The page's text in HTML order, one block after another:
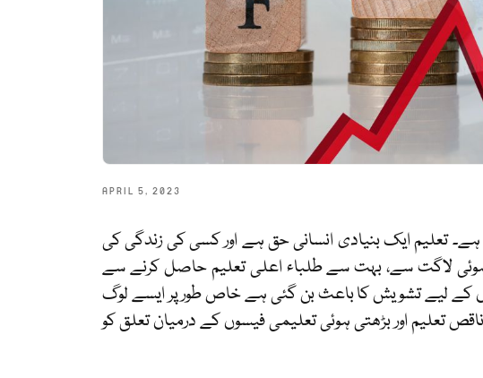
APRIL 5, 2023
ہے۔ تعلیم ایک بنیادی انسانی حق ہے اور کسی کی زندگی کی
ہوئی لاگت سے، بہت سے طلباء اعلی تعلیم حاصل کرنے سے
کے لیے تشویش کا باعث بن گئی ہے خاص طور پر ایسے لوگ
تعلیم اور بڑھتی ہوئی تعلیمی فیسوں کے درمیان تعلق کو